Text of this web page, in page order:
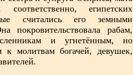
египетских
считались его земными
покровительствовала рабам,
и угнетённым, но
к молитвам богачей, девушек,